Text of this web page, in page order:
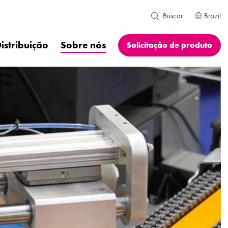
Buscar Brazil
Sobre nós Solicitação de produto